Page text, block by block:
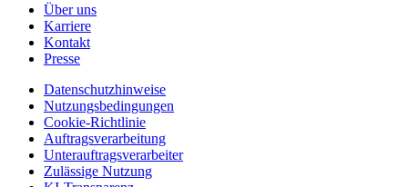
Über uns
Karriere
Kontakt
Presse
Datenschutzhinweise
Nutzungsbedingungen
Cookie-Richtlinie
Auftragsverarbeitung
Unterauftragsverarbeiter
Zulässige Nutzung